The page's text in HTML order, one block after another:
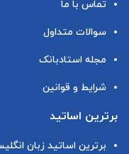
تماس با ما
سوالات متداول
مجله استادبانک
شرایط و قوانین
برترین اساتید
برترین اساتید زبان